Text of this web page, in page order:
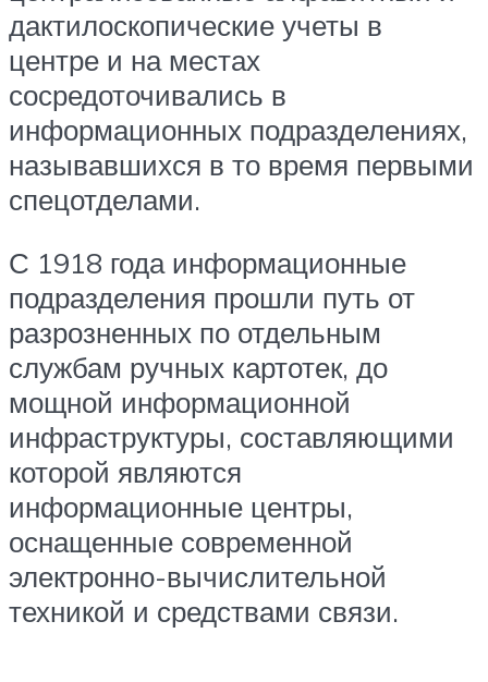
дактилоскопические учеты в
центре и на местах
сосредоточивались в
информационных подразделениях,
называвшихся в то время первыми
спецотделами.
С 1918 года информационные
подразделения прошли путь от
разрозненных по отдельным
службам ручных картотек, до
мощной информационной
инфраструктуры, составляющими
которой являются
информационные центры,
оснащенные современной
электронно-вычислительной
техникой и средствами связи.